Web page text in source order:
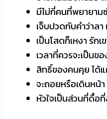
มีไม่กี่คนที่พยายาม
เจ็บปวดกับคำว่าล
เป็นโสดก็เหงา รักเ
เวลาที่ควรจะเป็นขอ
สิทธิ์ของคนคุย ได้แ
จะถอยหรือเดินหน้
หัวใจเป็นส่วนที่ดื้อที่